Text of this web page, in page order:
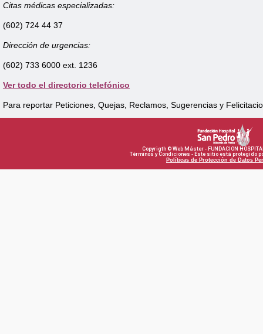
Citas médicas especializadas:
(602) 724 44 37
Dirección de urgencias:
(602) 733 6000 ext. 1236
Ver todo el directorio telefónico
Para reportar Peticiones, Quejas, Reclamos, Sugerencias y
Copyrigth © Web Máster - FUNDACION
Términos y Condiciones - Este sitio está protegido
Políticas de Protección de Datos